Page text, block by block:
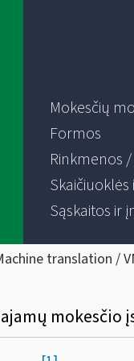
Mokesčių
Formos
Rinkmenos
Sąskaitos ir
translation /